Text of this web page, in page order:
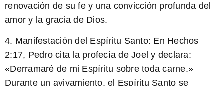
renovación de su fe y una convicción profunda del
amor y la gracia de Dios.
4. Manifestación del Espíritu Santo: En Hechos
2:17, Pedro cita la profecía de Joel y declara:
«Derramaré de mi Espíritu sobre toda carne.»
Durante un avivamiento, el Espíritu Santo se